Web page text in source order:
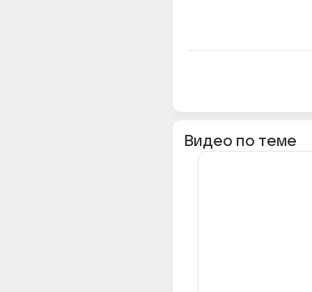
Видео по теме